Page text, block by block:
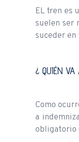
EL tren es
suelen ser
suceder en
¿ QUIÉN VA
Como
a
obligatorio